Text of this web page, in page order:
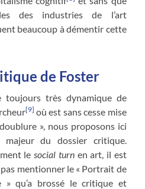
des industries de l’art
beaucoup à démentir cette
de Foster
toujours très dynamique de
[9] où est sans cesse mise
», nous proposons ici
du dossier critique.
lesocial turnen art, il est
mentionner le « Portrait de
» qu’a brossé le critique et